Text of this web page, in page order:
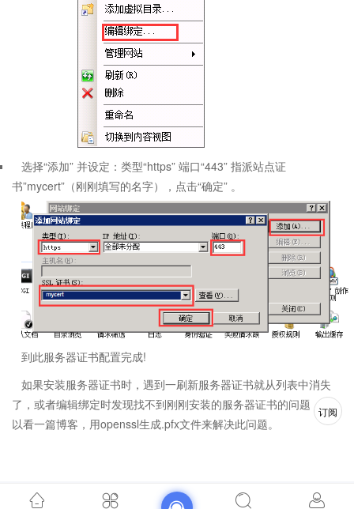
选择“添加” 并设定：类型“https” 端口“443” 指派站点证
书”mycert”（刚刚填写的名字），点击“确定” 。
到此服务器证书配置完成!
如果安装服务器证书时，遇到一刷新服务器证书就从列表中消失
了，或者编辑绑定时发现找不到刚刚安装的服务器证书的问题，可
以看一篇博客，用openssl生成.pfx文件来解决此问题。
订阅